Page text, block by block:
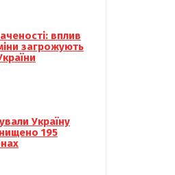
вплив
загрожують
Україну
195